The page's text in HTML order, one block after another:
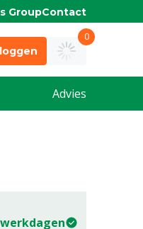
GroupContact
0
Advies